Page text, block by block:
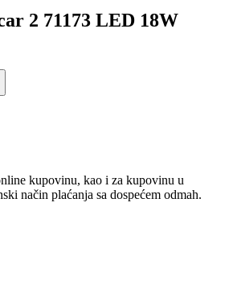
2 71173 LED 18W
kupovinu, kao i za kupovinu u
način plaćanja sa dospećem odmah.